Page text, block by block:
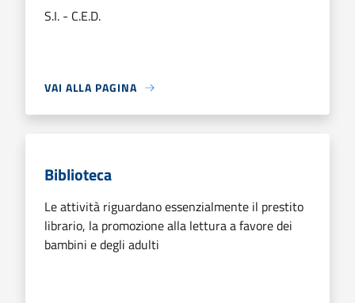
S.I. - C.E.D.
VAI ALLA PAGINA
Biblioteca
Le attività riguardano essenzialmente il prestito
librario, la promozione alla lettura a favore dei
bambini e degli adulti